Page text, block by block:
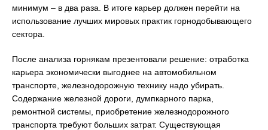
минимум – в два раза. В итоге карьер должен перейти на
использование лучших мировых практик горнодобывающего
сектора.
После анализа горнякам презентовали решение: отработка
карьера экономически выгоднее на автомобильном
транспорте, железнодорожную технику надо убирать.
Содержание железной дороги, думпкарного парка,
ремонтной системы, приобретение железнодорожного
транспорта требуют больших затрат. Существующая